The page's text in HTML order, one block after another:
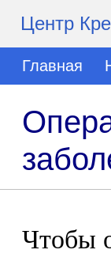
Центр
Главная
Чтобы